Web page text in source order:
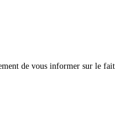
de vous informer sur le fait